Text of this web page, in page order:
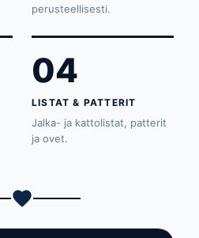
perusteellisesti.
04
LISTAT & PATTERIT
Jalka- ja kattolistat, patterit
ja ovet.